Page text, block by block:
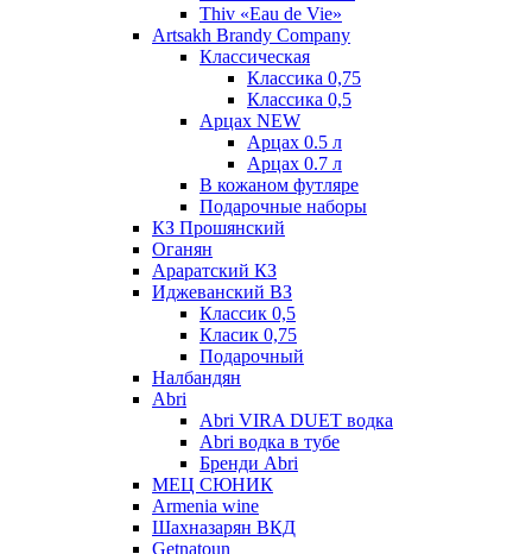
Thiv «Eau de Vie»
Artsakh Brandy Company
Классическая
Классика 0,75
Классика 0,5
Арцах NEW
Арцах 0.5 л
Арцах 0.7 л
В кожаном футляре
Подарочные наборы
КЗ Прошянский
Оганян
Араратский КЗ
Иджеванский ВЗ
Классик 0,5
Класик 0,75
Подарочный
Налбандян
Abri
Abri VIRA DUET водка
Abri водка в тубе
Бренди Abri
МЕЦ СЮНИК
Armenia wine
Шахназарян ВКД
Getnatoun